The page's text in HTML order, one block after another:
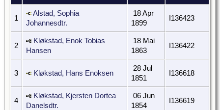
1
Alstad, Sophia
Johannesdtr.
18 Apr
1899
I136423
2
Kløkstad, Enok Tobias
Hansen
18 Mai
1863
I136422
3 Kløkstad, Hans Enoksen
28 Jul
1851
I136618
4
Kløkstad, Kjersten Dortea
Danelsdtr.
06 Jun
1854
I136619